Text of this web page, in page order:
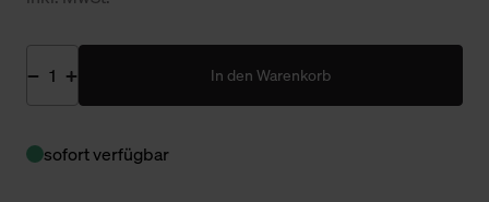
In den Warenkorb
sofort verfügbar